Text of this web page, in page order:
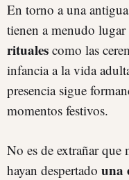
En torno a una
tienen a menudo lugar
rituales como las
infancia a la vida
presencia sigue
momentos festivos.
No es de extrañar que
hayan despertado una